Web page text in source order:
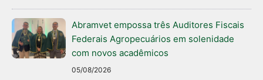
Abramvet empossa três Auditores Fiscais
Federais Agropecuários em solenidade
com novos acadêmicos
05/08/2026